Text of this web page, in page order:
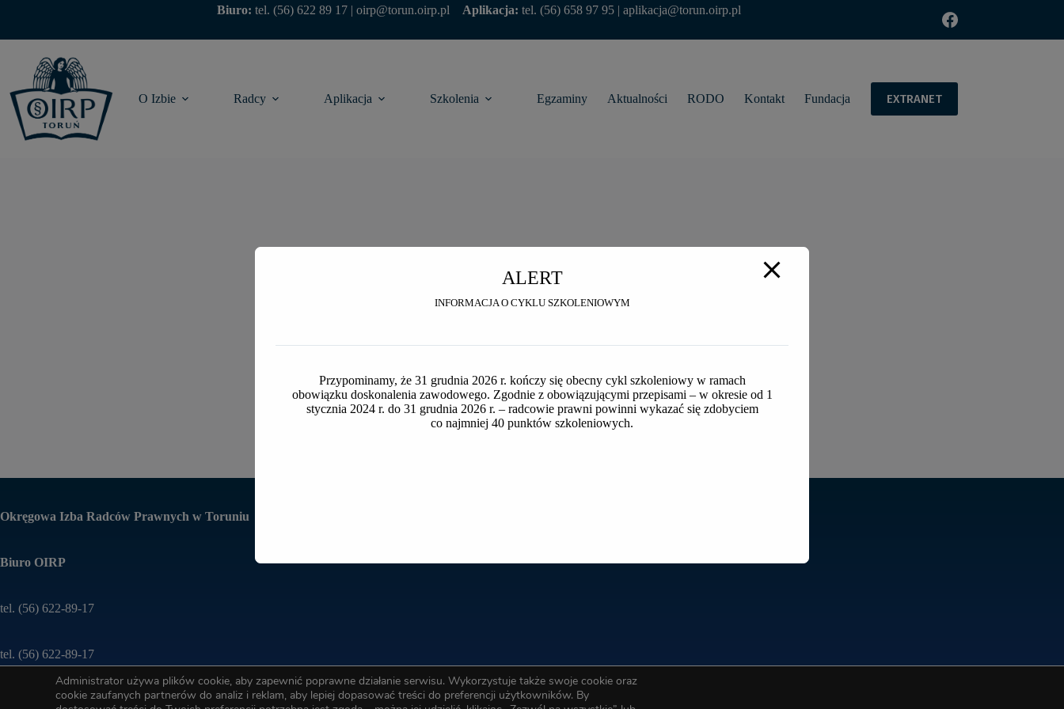
Biuro: tel. (56) 622 89 17 | oirp@torun.oirp.pl Aplikacja: tel. (56) 658 97 95| aplikacja@torun.oirp.pl
O Izbie Radcy Aplikacja Szkolenia Egzaminy Aktualności RODO Kontakt Fundacja EXTRANET
Okręgowa Izba Radców Prawnych w Toruniu
Biuro OIRP
tel. (56) 622-89-17
tel. (56) 622-89-17
oirp@torun.oirp.pl
Administrator używa plików cookie, aby zapewnić poprawne działanie serwisu. Wykorzystuje także swoje cookie oraz
cookie zaufanych partnerów do analiz i reklam, aby lepiej dopasować treści do preferencji użytkowników. By
modal-check
ALERT
INFORMACJA O CYKLU SZKOLENIOWYM
Przypominamy, że 31 grudnia 2026 r. kończy się obecny cykl szkoleniowy w ramach
obowiązku doskonalenia zawodowego. Zgodnie z obowiązującymi przepisami – w okresie od 1
stycznia 2024 r. do 31 grudnia 2026 r. – radcowie prawni powinni wykazać się zdobyciem
co najmniej 40 punktów szkoleniowych.